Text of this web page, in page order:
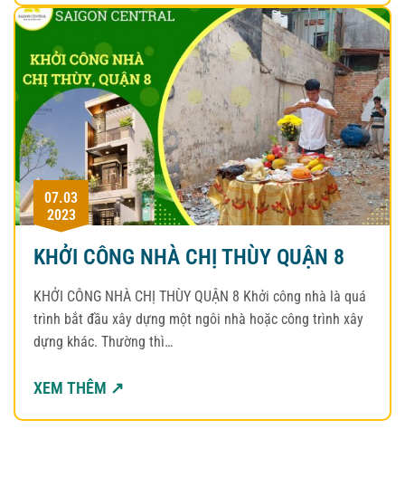
07.03
2023
KHỞI CÔNG NHÀ CHỊ THÙY QUẬN 8
KHỞI CÔNG NHÀ CHỊ THÙY QUẬN 8 Khởi công nhà là quá
trình bắt đầu xây dựng một ngôi nhà hoặc công trình xây
dựng khác. Thường thì…
XEM THÊM ↗